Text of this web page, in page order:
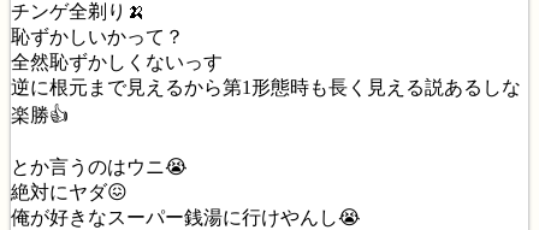
チンゲ全剃り🍌
恥ずかしいかって？
全然恥ずかしくないっす
逆に根元まで見えるから第1形態時も長く見える説あるしな
楽勝👍
とか言うのはウニ😭
絶対にヤダ😖
俺が好きなスーパー銭湯に行けやんし😭